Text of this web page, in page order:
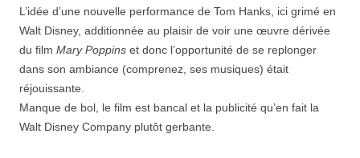
L’idée d’une nouvelle performance de Tom Hanks, ici grimé en
Walt Disney, additionnée au plaisir de voir une œuvre dérivée
du film Mary Poppins et donc l’opportunité de se replonger
dans son ambiance (comprenez, ses musiques) était
réjouissante.
Manque de bol, le film est bancal et la publicité qu’en fait la
Walt Disney Company plutôt gerbante.